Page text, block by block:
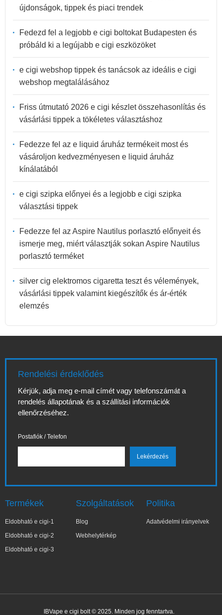
újdonságok, tippek és piaci trendek
Fedezd fel a legjobb e cigi boltokat Budapesten és
próbáld ki a legújabb e cigi eszközöket
e cigi webshop tippek és tanácsok az ideális e cigi
webshop megtalálásához
Friss útmutató 2026 e cigi készlet összehasonlítás és
vásárlási tippek a tökéletes választáshoz
Fedezze fel az e liquid áruház termékeit most és
vásároljon kedvezményesen e liquid áruház
kínálatából
e cigi szipka előnyei és a legjobb e cigi szipka
választási tippek
Fedezze fel az Aspire Nautilus porlasztó előnyeit és
ismerje meg, miért választják sokan Aspire Nautilus
porlasztó terméket
silver cig elektromos cigaretta teszt és vélemények,
vásárlási tippek valamint kiegészítők és ár-érték
elemzés
Rendelési érdeklődés
Kérjük, adja meg e-mail címét vagy telefonszámát a
rendelés állapotának és a szállítási információk
ellenőrzéséhez.
Postafiók / Telefon
Termékek
Eldobható e cigi-1
Eldobható e cigi-2
Eldobható e cigi-3
Szolgáltatások
Blog
Webhelytérkép
Politika
Adatvédelmi irányelvek
IBVape e cigi bolt © 2025. Minden jog fenntartva.